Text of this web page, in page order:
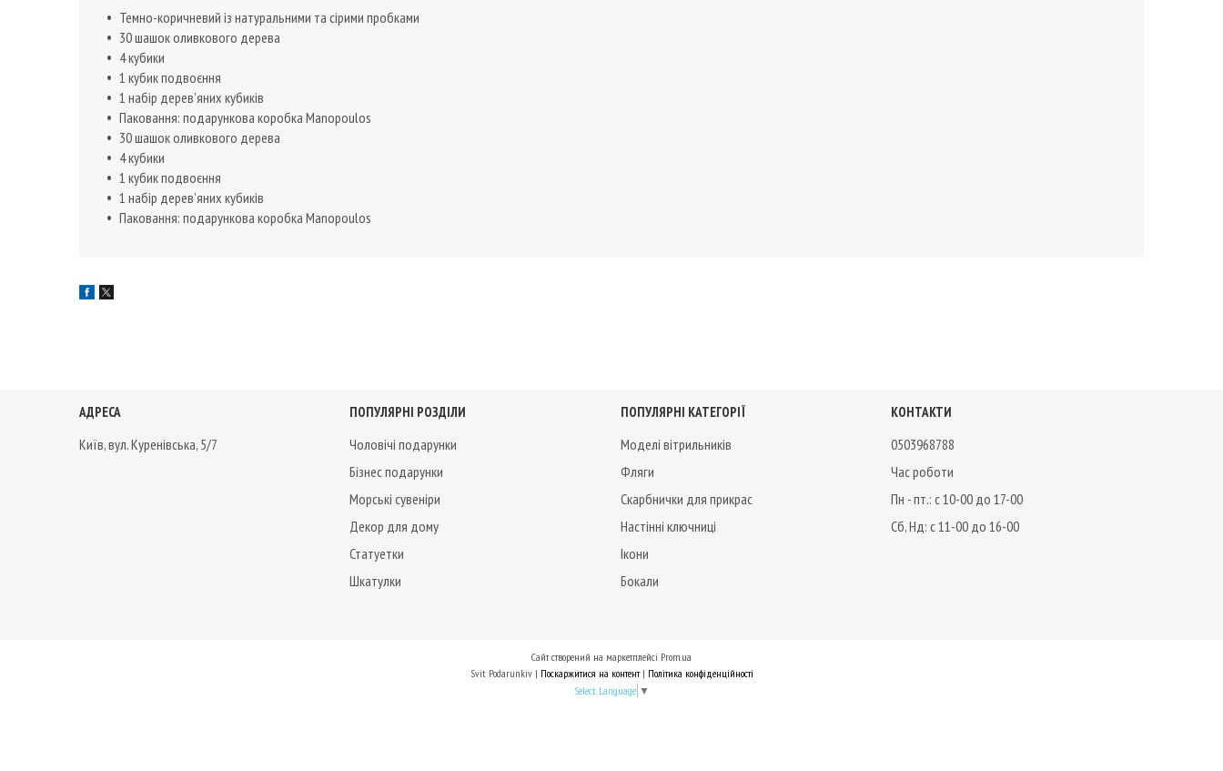
Темно-коричневий із натуральними та сірими пробками
30 шашок оливкового дерева
4 кубики
1 кубик подвоєння
1 набір дерев'яних кубиків
Паковання: подарункова коробка Manopoulos
30 шашок оливкового дерева
4 кубики
1 кубик подвоєння
1 набір дерев'яних кубиків
Паковання: подарункова коробка Manopoulos
АДРЕСА
Київ, вул. Куренівська, 5/7
ПОПУЛЯРНІ РОЗДІЛИ
Чоловічі подарунки
Бізнес подарунки
Морські сувеніри
Декор для дому
Статуетки
Шкатулки
ПОПУЛЯРНІ КАТЕГОРІЇ
Моделі вітрильників
Фляги
Скарбнички для прикрас
Настінні ключниці
Ікони
Бокали
КОНТАКТИ
0503968788
Час роботи
Пн - пт.: с 10-00 до 17-00
Сб, Нд: с 11-00 до 16-00
Сайт створений на маркетплейсі Prom.ua
Svit Podarunkiv | Поскаржитися на контент | Політика конфіденційності
Select Language ▼